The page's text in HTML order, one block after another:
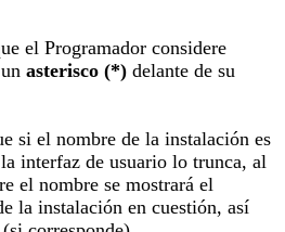
el Programador considere
asterisco (*) delante de su
si el nombre de la instalación es
interfaz de usuario lo trunca, al
el nombre se mostrará el
la instalación en cuestión, así